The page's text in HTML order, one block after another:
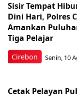
Cirebon
Sisir Tempat
Dini Hari, Polres
Amankan
Tiga Pelajar
Senin, 10
Cetak Pelayan